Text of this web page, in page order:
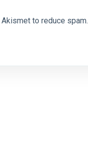
to reduce spam.